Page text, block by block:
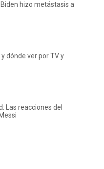
hizo metástasis a
dónde ver por TV y
Las reacciones del